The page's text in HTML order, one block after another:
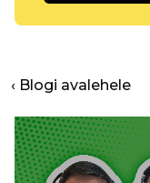
‹ Blogi avalehele